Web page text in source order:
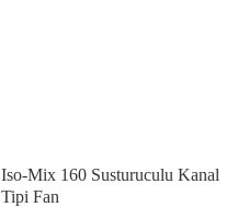
Iso-Mix 160 Susturuculu Kanal
Tipi Fan